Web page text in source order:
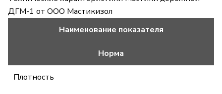
ДГМ-1 от ООО Мастикизол
Наименование показателя
Норма
Плотность